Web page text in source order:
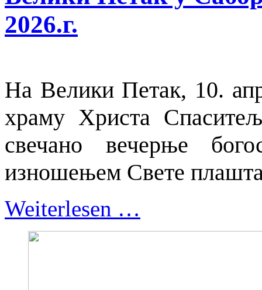
2026.г.
На Велики Петак, 10.
храму Христа
свечано вечерње
изношењем Свете
Weiterlesen …